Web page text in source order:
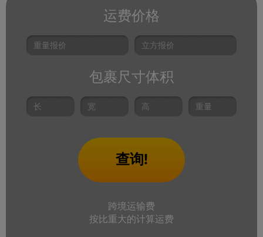
运费价格
包裹尺寸体积
查询!
跨境运输费
按比重大的计算运费